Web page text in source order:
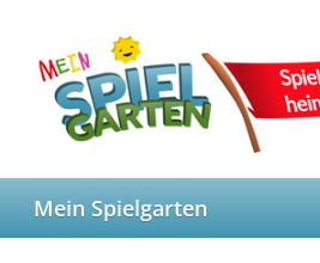
content
Mein Spielgarten